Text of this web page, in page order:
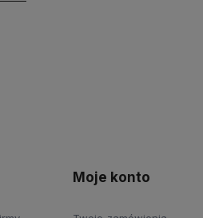
Moje konto